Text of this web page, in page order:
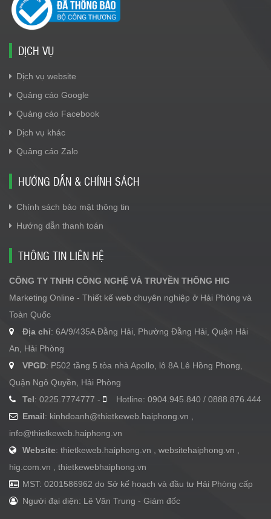
DỊCH VỤ
Dịch vụ website
Quảng cáo Google
Quảng cáo Facebook
Dịch vụ khác
Quảng cáo Zalo
HƯỚNG DẪN & CHÍNH SÁCH
Chính sách bảo mật thông tin
Hướng dẫn thanh toán
THÔNG TIN LIÊN HỆ
CÔNG TY TNHH CÔNG NGHỆ VÀ TRUYỀN THÔNG HIG
Marketing Online - Thiết kế web chuyên nghiệp ở Hải Phòng và
Toàn Quốc
Địa chỉ: 6A/9/435A Đằng Hải, Phường Đằng Hải, Quận Hải
An, Hải Phòng
VPGD: P502 tầng 5 tòa nhà Apollo, lô 8A Lê Hồng Phong,
Quận Ngô Quyền, Hải Phòng
Tel: 0225.7774777 -
Hotline: 0904.945.840 / 0888.876.444
Email: kinhdoanh@thietkeweb.haiphong.vn
info@thietkeweb.haiphong.vn
Website: thietkeweb.haiphong.vn , websitehaiphong.vn ,
hig.com.vn , thietkewebhaiphong.vn
MST: 0201586962 do Sở kế hoạch và đầu tư Hải Phòng cấp
Người đại diện: Lê Văn Trung - Giám đốc